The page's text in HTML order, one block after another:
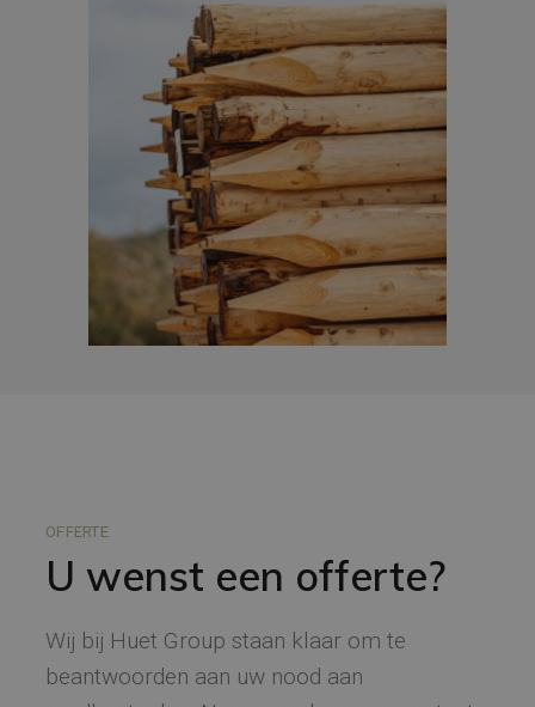
OFFERTE
U wenst een offerte?
Wij bij Huet Group staan klaar om te
beantwoorden aan uw nood aan